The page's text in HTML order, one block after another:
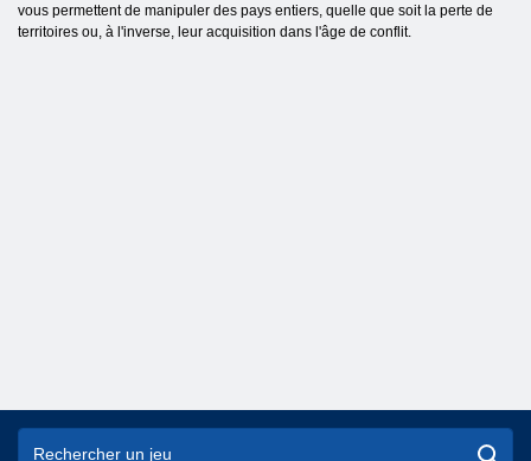
vous permettent de manipuler des pays entiers, quelle que soit la perte de
territoires ou, à l'inverse, leur acquisition dans l'âge de conflit.